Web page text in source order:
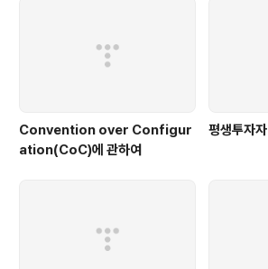
Convention over Configur
ation(CoC)에 관하여
평생투자자